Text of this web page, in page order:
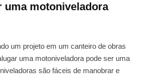
uma motoniveladora
um projeto em um canteiro de obras
uma motoniveladora pode ser uma
são fáceis de manobrar e